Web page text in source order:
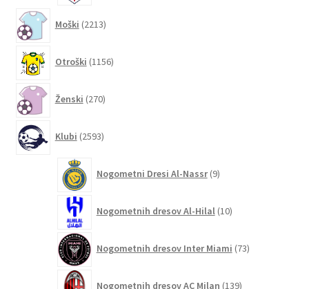
Moški 2213izdelkov
Otroški 1156izdelkov
Ženski 270izdelkov
Klubi 2593izdelkov
Nogometni Dresi Al-Nassr 9izdelkov
Nogometnih dresov Al-Hilal 10izdelkov
Nogometnih dresov Inter Miami 73izdelkov
Nogometnih dresov AC Milan 139